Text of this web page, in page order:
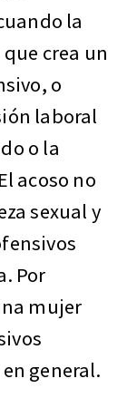
la
crea un
o
laboral
o la
acoso no
sexual y
Por
mujer
general.